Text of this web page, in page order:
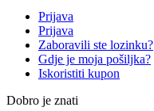
Prijava
Prijava
Zaboravili ste lozinku?
Gdje je moja pošiljka?
Iskoristiti kupon
Dobro je znati